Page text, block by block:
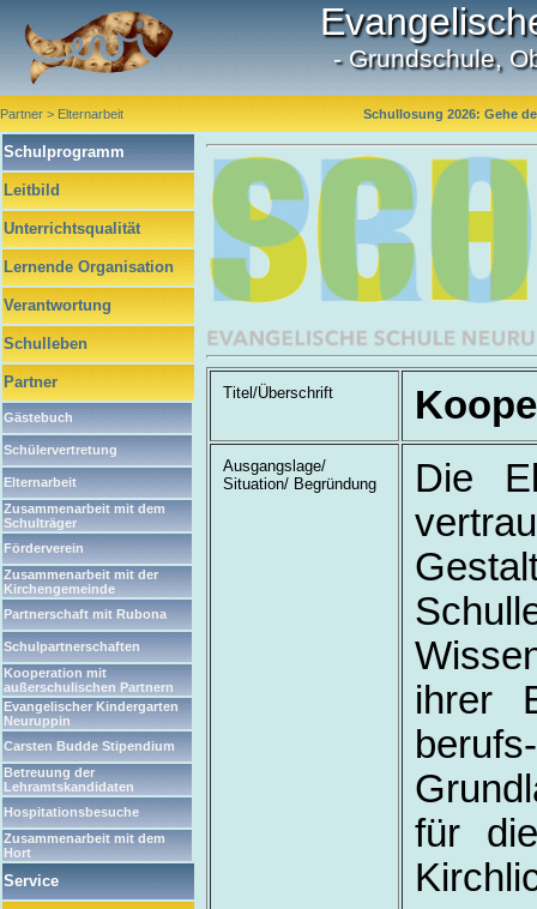
- Grundschule,
Partner > Elternarbeit Schullosung 2026: Gehe
Schulprogramm
Leitbild
Unterrichtsqualität
Lernende Organisation
Verantwortung
Schulleben
Partner
Gästebuch
Schülervertretung
Elternarbeit
Zusammenarbeit mit dem
Schulträger
Förderverein
Zusammenarbeit mit der
Kirchengemeinde
Partnerschaft mit Rubona
Schulpartnerschaften
Kooperation mit
außerschulischen Partnern
Evangelischer Kindergarten
Neuruppin
Carsten Budde Stipendium
Betreuung der
Lehramtskandidaten
Hospitationsbesuche
Zusammenarbeit mit dem
Hort
Service
Titel/Überschrift
Ausgangslage/
Situation/ Begründung
Die
ihrer
für